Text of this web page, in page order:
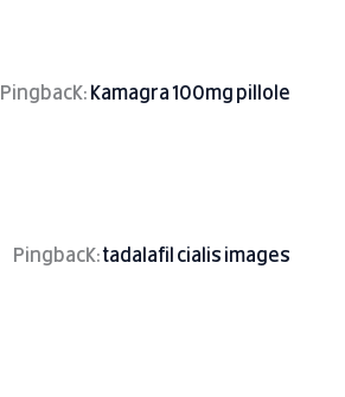
Pingback:kamagra 100mg pillole
Pingback:tadalafil cialis images